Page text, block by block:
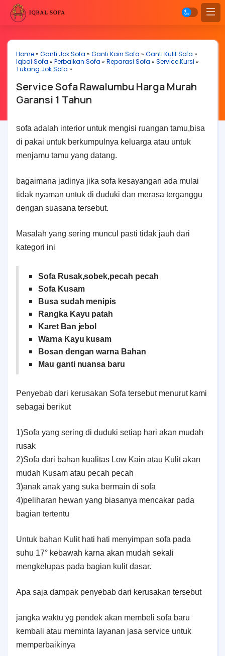
Home» Ganti Jok Sofa » Ganti Kain Sofa » Ganti Kulit Sofa »
Iqbal Sofa » Perbaikan Sofa » Reparasi Sofa » Service Kursi »
Tukang Jok Sofa »
Service Sofa Rawalumbu Harga Murah
Garansi 1 Tahun
Sofa adalah interior untuk mengisi ruangan tamu,bisa
di pakai untuk berkumpulnya keluarga atau untuk
menjamu tamu yang datang.
bagaimana jadinya jika sofa kesayangan ada mulai
tidak nyaman untuk di duduki dan merasa terganggu
dengan suasana tersebut.
Masalah yang sering muncul pasti tidak jauh dari
kategori ini
Sofa Rusak,sobek,pecah pecah
Sofa Kusam
Busa sudah menipis
Rangka Kayu patah
Karet Ban jebol
Warna Kayu kusam
Bosan dengan warna Bahan
Mau ganti nuansa baru
Penyebab dari kerusakan Sofa tersebut menurut kami
sebagai berikut
1)Sofa yang sering di duduki setiap hari akan mudah
rusak
2)Sofa dari bahan kualitas Low Kain atau Kulit akan
mudah Kusam atau pecah pecah
3)anak anak yang suka bermain di sofa
4)peliharan hewan yang biasanya mencakar pada
bagian tertentu
Untuk bahan Kulit hati hati menyimpan sofa pada
suhu 17° kebawah karna akan mudah sekali
mengkelupas pada bagian kulit dasar.
Apa saja dampak penyebab dari kerusakan tersebut
jangka waktu yg pendek akan membeli sofa baru
kembali atau meminta layanan jasa service untuk
memperbaikinya